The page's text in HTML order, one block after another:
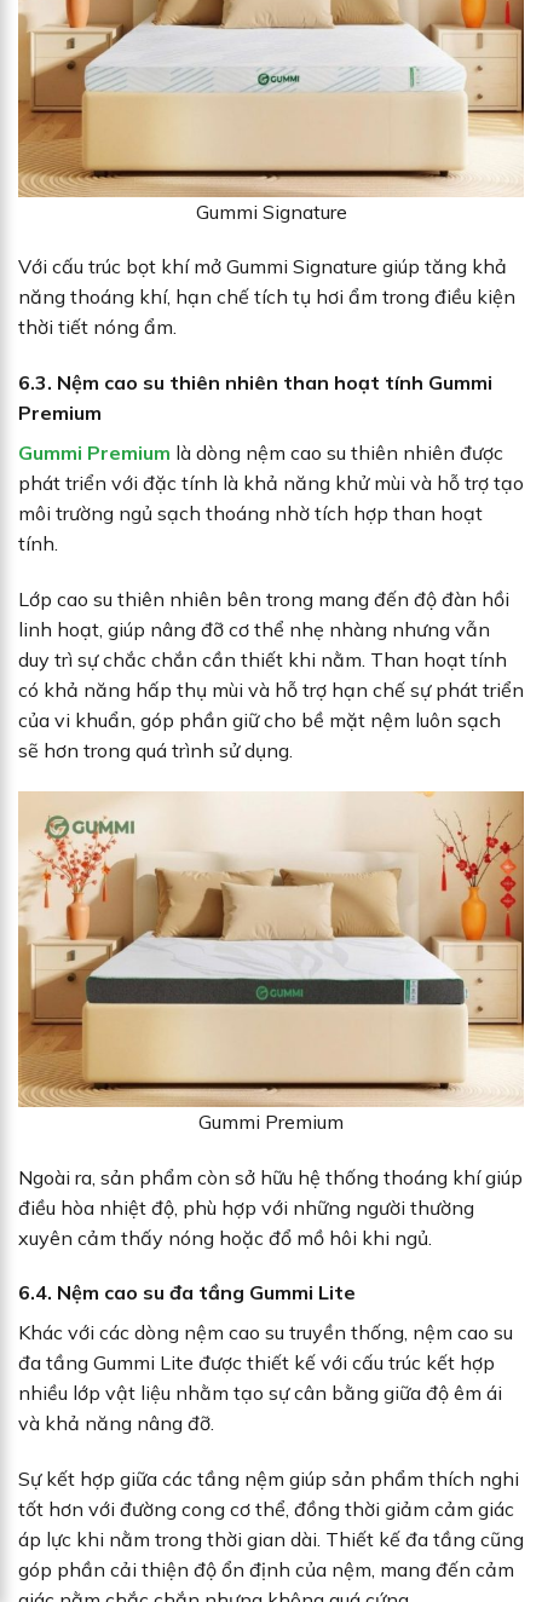
Gummi Signature
Với cấu trúc bọt khí mở Gummi Signature giúp tăng khả
năng thoáng khí, hạn chế tích tụ hơi ẩm trong điều kiện
thời tiết nóng ẩm.
6.3. Nệm cao su thiên nhiên than hoạt tính Gummi
Premium
Gummi Premium là dòng nệm cao su thiên nhiên được
phát triển với đặc tính là khả năng khử mùi và hỗ trợ tạo
môi trường ngủ sạch thoáng nhờ tích hợp than hoạt
tính.
Lớp cao su thiên nhiên bên trong mang đến độ đàn hồi
linh hoạt, giúp nâng đỡ cơ thể nhẹ nhàng nhưng vẫn
duy trì sự chắc chắn cần thiết khi nằm. Than hoạt tính
có khả năng hấp thụ mùi và hỗ trợ hạn chế sự phát triển
của vi khuẩn, góp phần giữ cho bề mặt nệm luôn sạch
sẽ hơn trong quá trình sử dụng.
Gummi Premium
Ngoài ra, sản phẩm còn sở hữu hệ thống thoáng khí giúp
điều hòa nhiệt độ, phù hợp với những người thường
xuyên cảm thấy nóng hoặc đổ mồ hôi khi ngủ.
6.4. Nệm cao su đa tầng Gummi Lite
Khác với các dòng nệm cao su truyền thống, nệm cao su
đa tầng Gummi Lite được thiết kế với cấu trúc kết hợp
nhiều lớp vật liệu nhằm tạo sự cân bằng giữa độ êm ái
và khả năng nâng đỡ.
Sự kết hợp giữa các tầng nệm giúp sản phẩm thích nghi
tốt hơn với đường cong cơ thể, đồng thời giảm cảm giác
áp lực khi nằm trong thời gian dài. Thiết kế đa tầng cũng
góp phần cải thiện độ ổn định của nệm, mang đến cảm